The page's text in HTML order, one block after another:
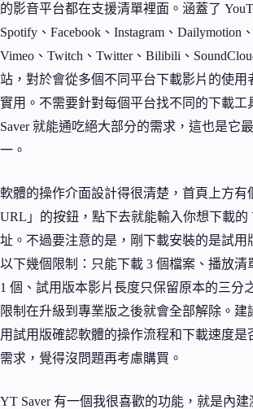
的影音平台都在支援清單裡面。涵蓋了
Spotify、Facebook、Instagram、Dailymotion
Vimeo、Twitch、Twitter、Bilibili、
站，對於會從多個不同平台下載影片的使用
實用。不需要針對每個平台找不同的下載工
Saver 就能通吃絕大部分的需求，這也是它
一。
軟體的操作介面設計得很清楚，首頁上方有
URL」的按鈕，點下去就能輸入你想下載的
址。不過要注意的是，剛下載安裝的是試用
以下幾個限制：只能下載 3 個檔案、播放清
1 個、試用版本影片長度只保留原本的三分
限制在升級到專業版之後就會全部解除。建
用試用版確認軟體的操作流程和下載速度是
需求，覺得沒問題再考慮購買。
YT Saver 有一個我很喜歡的功能，就是內